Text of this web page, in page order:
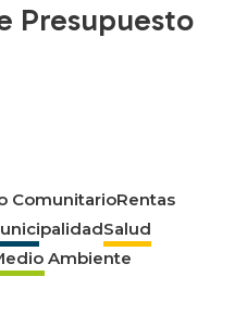
Presupuesto
ComunitarioRentas
Salud
Ambiente